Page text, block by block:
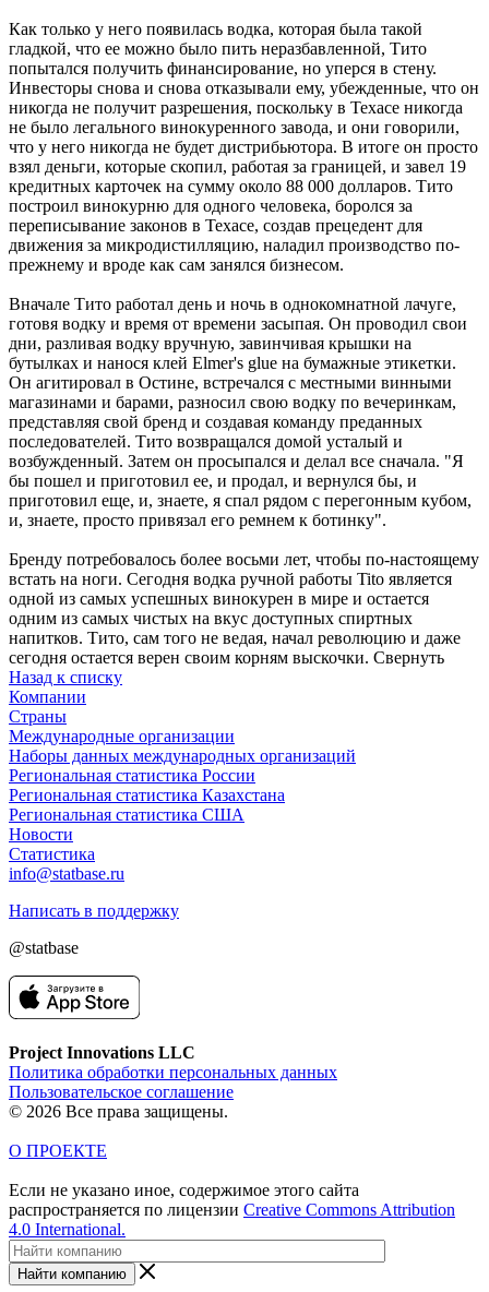
Как только у него появилась водка, которая была такой
гладкой, что ее можно было пить неразбавленной, Тито
попытался получить финансирование, но уперся в стену.
Инвесторы снова и снова отказывали ему, убежденные, что он
никогда не получит разрешения, поскольку в Техасе никогда
не было легального винокуренного завода, и они говорили,
что у него никогда не будет дистрибьютора. В итоге он просто
взял деньги, которые скопил, работая за границей, и завел 19
кредитных карточек на сумму около 88 000 долларов. Тито
построил винокурню для одного человека, боролся за
переписывание законов в Техасе, создав прецедент для
движения за микродистилляцию, наладил производство по-
прежнему и вроде как сам занялся бизнесом.
Вначале Тито работал день и ночь в однокомнатной лачуге,
готовя водку и время от времени засыпая. Он проводил свои
дни, разливая водку вручную, завинчивая крышки на
бутылках и нанося клей Elmer's glue на бумажные этикетки.
Он агитировал в Остине, встречался с местными винными
магазинами и барами, разносил свою водку по вечеринкам,
представляя свой бренд и создавая команду преданных
последователей. Тито возвращался домой усталый и
возбужденный. Затем он просыпался и делал все сначала. "Я
бы пошел и приготовил ее, и продал, и вернулся бы, и
приготовил еще, и, знаете, я спал рядом с перегонным кубом,
и, знаете, просто привязал его ремнем к ботинку".
Бренду потребовалось более восьми лет, чтобы по-настоящему
встать на ноги. Сегодня водка ручной работы Tito является
одной из самых успешных винокурен в мире и остается
одним из самых чистых на вкус доступных спиртных
напитков. Тито, сам того не ведая, начал революцию и даже
сегодня остается верен своим корням выскочки. Свернуть
Назад к списку
Компании
Страны
Международные организации
Наборы данных международных организаций
Региональная статистика России
Региональная статистика Казахстана
Региональная статистика США
Новости
Статистика
info@statbase.ru
Написать в поддержку
@statbase
Project Innovations LLC
Политика обработки персональных данных
Пользовательское соглашение
© 2026 Все права защищены.
О ПРОЕКТЕ
Если не указано иное, содержимое этого сайта
распространяется по лицензии Creative Commons Attribution
4.0 International.
Найти компанию